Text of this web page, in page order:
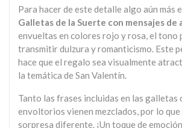
Para hacer de este detalle algo aún más
Galletas de la Suerte con mensajes de
envueltas en colores rojo y rosa, el tono
transmitir dulzura y romanticismo. Este
hace que el regalo sea visualmente
la temática de San Valentín.
Tanto las frases incluidas en las galletas
envoltorios vienen mezclados, por lo que
sorpresa diferente. ¡Un toque de